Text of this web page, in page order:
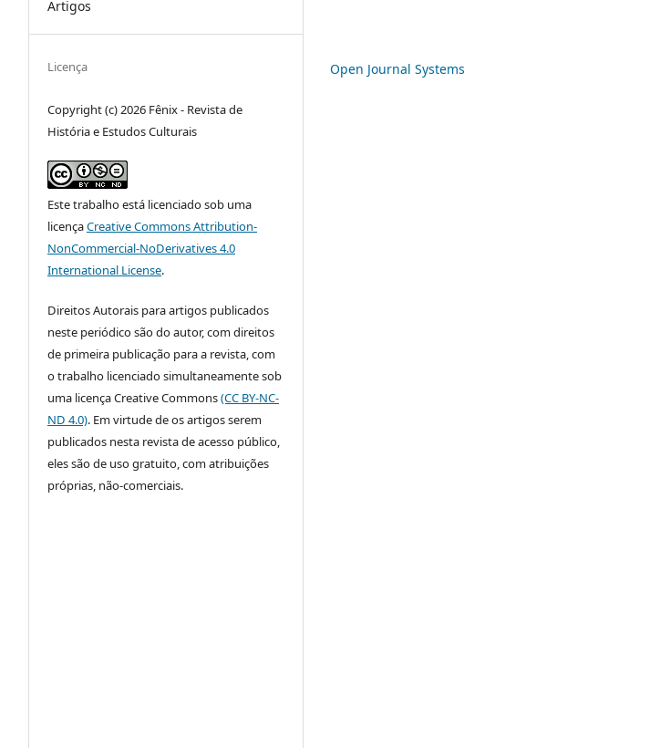
Artigos
Licença
Copyright (c) 2026 Fênix - Revista de
História e Estudos Culturais
Este trabalho está licenciado sob uma
licençaCreative Commons Attribution-
NonCommercial-NoDerivatives 4.0
International License.
Direitos Autorais para artigos publicados
neste periódico são do autor, com direitos
de primeira publicação para a revista, com
o trabalho licenciado simultaneamente sob
uma licença Creative Commons(CC BY-NC-
ND 4.0). Em virtude de os artigos serem
publicados nesta revista de acesso público,
eles são de uso gratuito, com atribuições
próprias, não-comerciais.
Open Journal Systems